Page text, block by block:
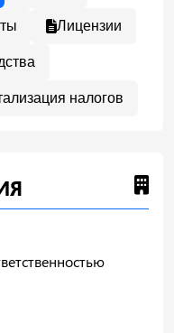
Лицензии
налогов